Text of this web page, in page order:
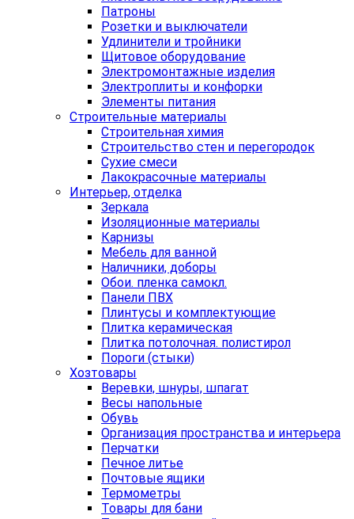
Патроны
Розетки и выключатели
Удлинители и тройники
Щитовое оборудование
Электромонтажные изделия
Электроплиты и конфорки
Элементы питания
Строительные материалы
Строительная химия
Строительство стен и перегородок
Сухие смеси
Лакокрасочные материалы
Интерьер, отделка
Зеркала
Изоляционные материалы
Карнизы
Мебель для ванной
Наличники, доборы
Обои. пленка самокл.
Панели ПВХ
Плинтусы и комплектующие
Плитка керамическая
Плитка потолочная. полистирол
Пороги (стыки)
Хозтовары
Веревки, шнуры, шпагат
Весы напольные
Обувь
Организация пространства и интерьера
Перчатки
Печное литье
Почтовые ящики
Термометры
Товары для бани